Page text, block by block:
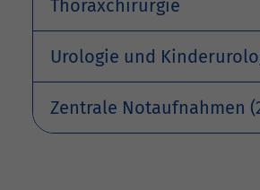
Thoraxchirurgie
Urologie und
Zentrale Notaufnahmen